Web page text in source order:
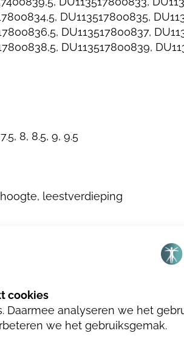
DU113517800835,
DU113517800837,
DU113517800839,
8, 8.5, 9, 9.5
leestverdieping
Daarmee analyseren we het
we het gebruiksgemak.